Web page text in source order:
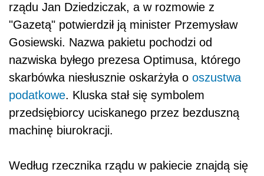
rządu Jan Dziedziczak, a w rozmowie z
"Gazetą" potwierdził ją minister Przemysław
Gosiewski. Nazwa pakietu pochodzi od
nazwiska byłego prezesa Optimusa, którego
skarbówka niesłusznie oskarżyła o oszustwa
podatkowe. Kluska stał się symbolem
przedsiębiorcy uciskanego przez bezduszną
machinę biurokracji.
Według rzecznika rządu w pakiecie znajdą się